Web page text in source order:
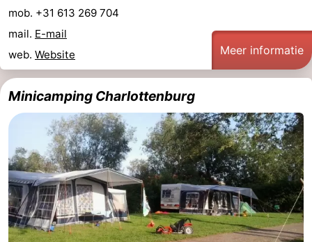
en
paravliegen
en
drinken
Evenementen
Ringrijden
Zoutelande
Actief
Praktisch
Forum
Route
-
Parkeren
Reisboekenwinkel
mob. +31 613 269 704
mail. E-mail
web. Website Meer informatie
Minicamping Charlottenburg